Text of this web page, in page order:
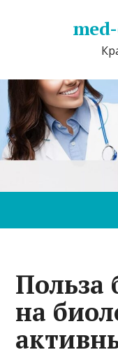
Польза
на